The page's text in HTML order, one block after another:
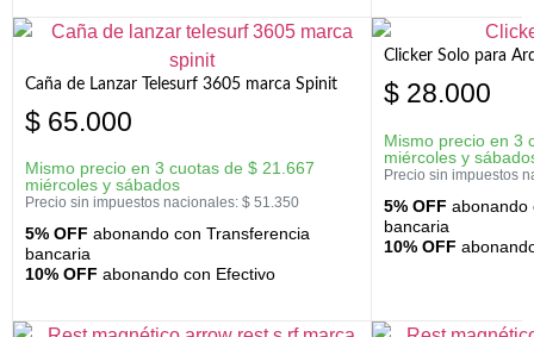
Caña de Lanzar Telesurf 3605 marca Spinit
$ 65.000
Mismo precio en 3 cuotas de $ 21.667
miércoles y sábados
Precio sin impuestos nacionales: $ 51.350
5% OFF abonando con Transferencia
bancaria
10% OFF abonando con Efectivo
Clicker Solo para
$ 28.000
Mismo precio en 3
miércoles y
Precio sin impuestos
5% OFF abonando
bancaria
10% OFF